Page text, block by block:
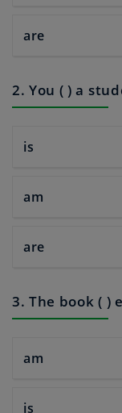
are
2. You ( ) a
is
am
are
3. The book ( )
am
is